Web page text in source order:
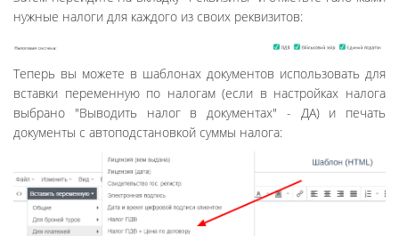
нужные налоги для каждого из своих реквизитов:
Теперь вы можете в шаблонах документов использовать для
вставки переменную по налогам (если в настройках налога
выбрано "Выводить налог в документах" - ДА) и печать
документы с автоподстановкой суммы налога: